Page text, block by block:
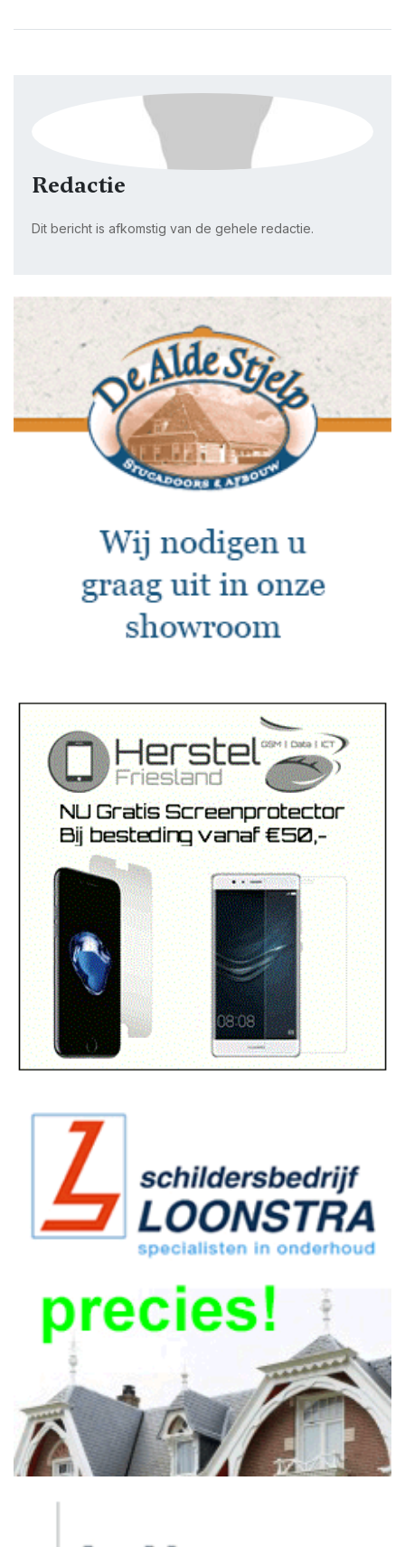
Redactie
Dit bericht is afkomstig van de gehele redactie.